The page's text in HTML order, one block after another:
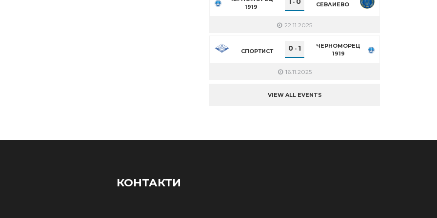
1919
- СЕВЛИЕВО
22.11.2025
СПОРТИСТ 0 - 1
ЧЕРНОМОРЕЦ
1919
16.11.2025
VIEW ALL EVENTS
КОНТАКТИ